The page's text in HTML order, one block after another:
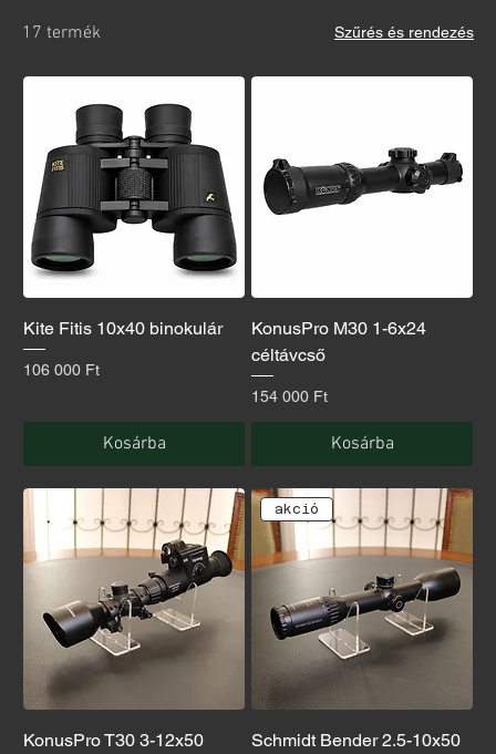
17 termék Szűrés és rendezés
Kite Fitis 10x40 binokulár
Ár
106 000 Ft
Kosárba
KonusPro M30 1-6x24
céltávcső
Ár
154 000 Ft
Kosárba
KonusPro T30 3-12x50
akció
Schmidt Bender 2.5-10x50